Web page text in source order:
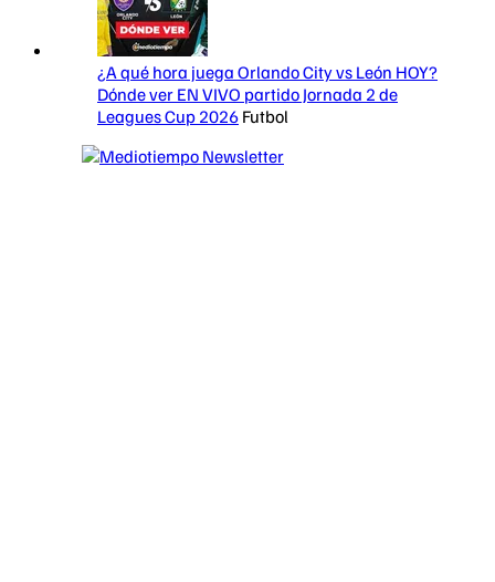
¿A qué hora juega Orlando City vs León HOY?
Dónde ver EN VIVO partido Jornada 2 de
Leagues Cup 2026 Futbol